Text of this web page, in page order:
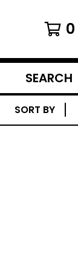
0
SEARCH
PRODUCTS
SORT BY